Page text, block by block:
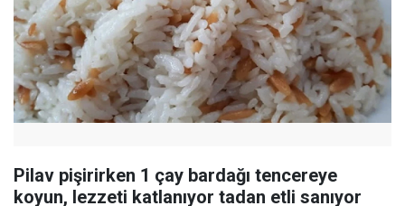
Pilav pişirirken 1 çay bardağı tencereye
koyun, lezzeti katlanıyor tadan etli sanıyor